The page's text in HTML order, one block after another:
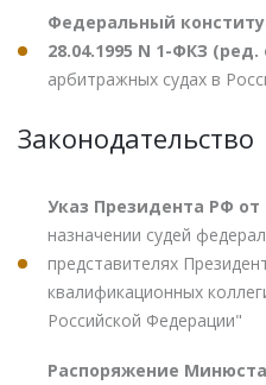
Федеральный
28.04.1995 N 1-ФКЗ (ред.
арбитражных судах в
Законодательство
Указ Президента РФ от
назначении судей
представителях
квалификационных
Российской Федерации"
Распоряжение Минюста